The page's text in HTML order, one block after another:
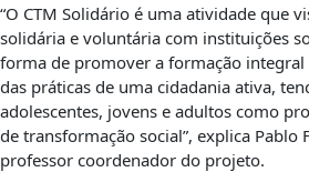
“O CTM Solidário é uma atividade que
solidária e voluntária com instituições
forma de promover a formação
das práticas de uma cidadania ativa,
adolescentes, jovens e adultos como
de transformação social”, explica Pablo
professor coordenador do projeto.